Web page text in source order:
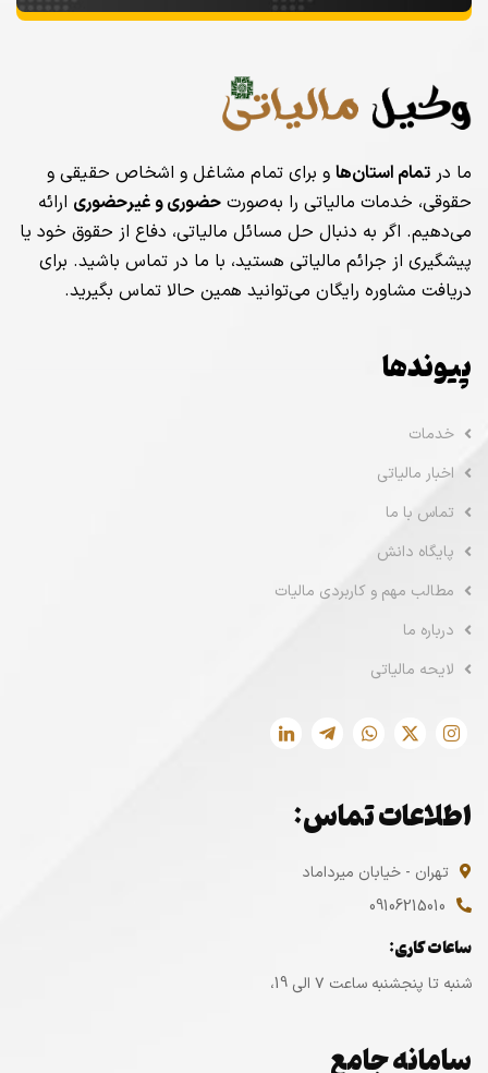
ما در تمام استان‌ها و برای تمام مشاغل و اشخاص حقیقی و
حقوقی، خدمات مالیاتی را به‌صورت حضوری و غیرحضوری ارائه
می‌دهیم. اگر به دنبال حل مسائل مالیاتی، دفاع از حقوق خود یا
پیشگیری از جرائم مالیاتی هستید، با ما در تماس باشید. برای
دریافت مشاوره رایگان می‌توانید همین حالا تماس بگیرید.
پیوندها
خدمات
اخبار مالیاتی
تماس با ما
پایگاه دانش
مطالب مهم و کاربردی مالیات
درباره ما
لایحه مالیاتی
اطلاعات تماس:
تهران - خیابان میرداماد
09106215010
ساعات کاری:
شنبه تا پنجشنبه ساعت ۷ الی 19،
سامانه جامع